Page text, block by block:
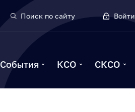
Поиск по сайту Войти
События КСО СКСО